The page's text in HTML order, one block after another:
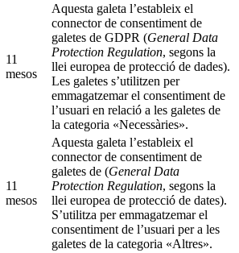
11
mesos
Aquesta galeta l’estableix el
connector de consentiment de
galetes de GDPR (General Data
Protection Regulation, segons la
llei europea de protecció de dades).
Les galetes s’utilitzen per
emmagatzemar el consentiment de
l’usuari en relació a les galetes de
la categoria «Necessàries».
11
mesos
Aquesta galeta l’estableix el
connector de consentiment de
galetes de (General Data
Protection Regulation, segons la
llei europea de protecció de dates).
S’utilitza per emmagatzemar el
consentiment de l’usuari per a les
galetes de la categoria «Altres».